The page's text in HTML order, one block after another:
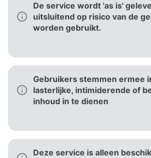
De service wordt 'as is'
uitsluitend op risico van de
worden gebruikt.
Gebruikers stemmen ermee
lasterlijke, intimiderende of
inhoud in te dienen
Deze service is alleen